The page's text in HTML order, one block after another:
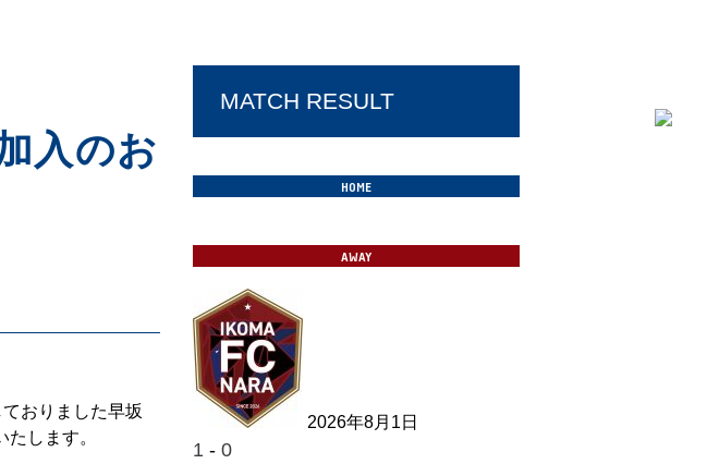
入のお
おりました早坂
します。
MATCH RESULT
2026年8月1日
1 - 0